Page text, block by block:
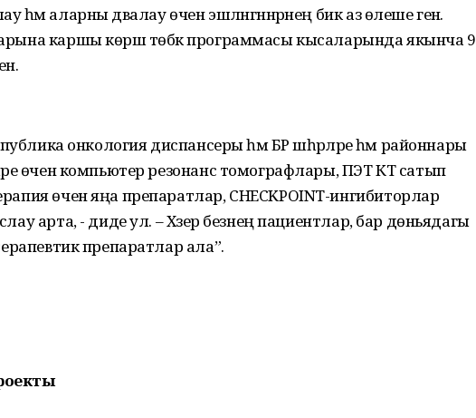
аларны дәвалау өчен эшләнгәннәрнең бик аз өлеше генә.
каршы көрәш төбәк программасы кысаларында якынча 9
онкология диспансеры һәм БР шәһәрләре һәм районнары
өчен компьютер резонанс томографлары, ПЭТ КТ сатып
өчен яңа препаратлар, CHECKPOINT-ингибиторлар
арта, - диде ул. – Хәзер безнең пациентлар, бар дөньядагы
препаратлар ала”.